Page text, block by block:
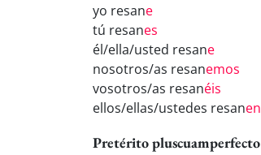
yo resane
tú resanes
él/ella/usted resane
nosotros/as resanemos
vosotros/as resanéis
ellos/ellas/ustedes resanen
Pretérito pluscuamperfecto